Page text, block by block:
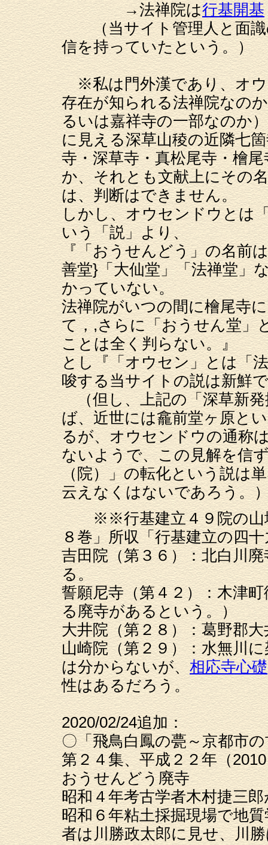
→法禅院は行基開基
（当サイト管理人と面識
信を持っていたという。）
※私は門外漢であり、オウ
存在が知られる法禅院なの
るいは嘉祥寺の一部なのか
に見える深草山稜の近隣七
寺・深草寺・真松尾寺・檜
か、それとも文献上にその
は、判断はできません。
しかし、オウセンドウとは
いう「説」より、
『「おうせんどう」の名前
善堂}「大仙堂」「法禅堂」
かっていない。
法禅院がいつの間に檜尾寺
て，,さらに「おうせん堂」
ことは全く判らない。』
とし『「オウセン」とは「
唆する当サイトの説は新鮮
（但し、上記の「深草新発
ば、近世には龕前堂ヶ原と
るが、オウセンドウの通称
ないようで、この見解を信
（院）」の転化という説は
云えなくはないであろう。
※※行基建立４９院の山城
８巻」所収「行基建立の四
吉田院（第３６）：北白川
る。
誓願尼寺（第４２）：木津
る廃寺があるという。）
大井院（第２８）：葛野郡
山崎院（第２９）：水無川
は分からないが、相応寺心礎
性はあるだろう。
2020/02/24追加：
〇「飛鳥白鳳の甍～京都市
第２４集、平成２２年（
おうせんどう廃寺
昭和４年考古学者木村捷三
昭和６年粘土採掘現場で地
者は川勝政太郎に見せ、川